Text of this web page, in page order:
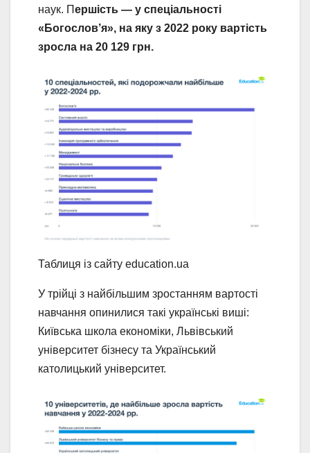
наук. Першість — у спеціальності
«Богослов’я», на яку з 2022 року вартість
зросла на 20 129 грн.
Таблиця із сайту education.ua
У трійці з найбільшим зростанням вартості
навчання опинилися такі українські виші:
Київська школа економіки, Львівський
університет бізнесу та Український
католицький університет.